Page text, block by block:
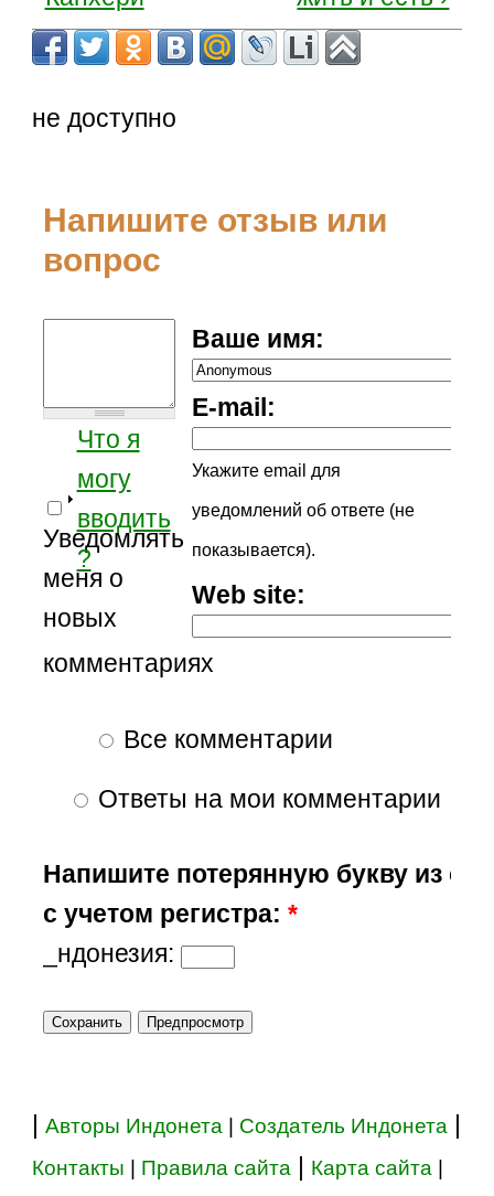
не доступно
Напишите отзыв или
вопрос
Ваше имя:
E-mail:
Укажите email для
уведомлений об ответе (не
показывается).
Web site:
Что я
могу
вводить
?
Уведомлять
меня о
новых
комментариях
Все комментарии
Ответы на мои комментарии
Напишите потерянную букву из
с учетом регистра:*
_ндонезия:
|Авторы Индонета Создатель Индонета
Контакты Правила сайта Карта сайта